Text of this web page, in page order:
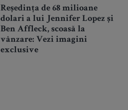
Reședința de 68 milioane
dolari a lui Jennifer Lopez și
Ben Affleck, scoasă la
vânzare: Vezi imagini
exclusive